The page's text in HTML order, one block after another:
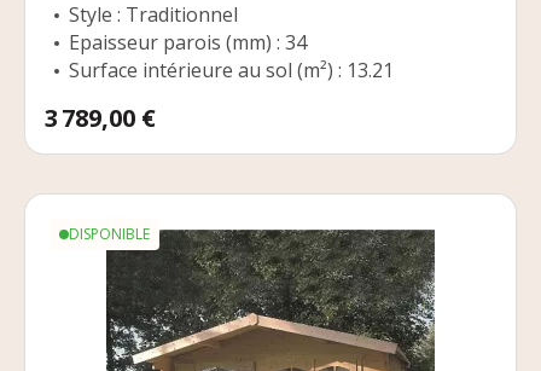
Style : Traditionnel
Epaisseur parois (mm) : 34
Surface intérieure au sol (m²) : 13.21
Prix
3 789,00 €
DISPONIBLE